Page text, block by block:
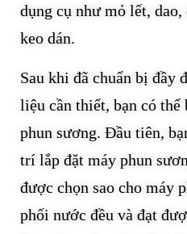
dụng cụ như mỏ lết, dao,
keo dán.
Sau khi đã chuẩn bị đầy
liệu cần thiết, bạn có thể
phun sương. Đầu tiên,
trí lắp đặt máy phun
được chọn sao cho máy
phối nước đều và đạt